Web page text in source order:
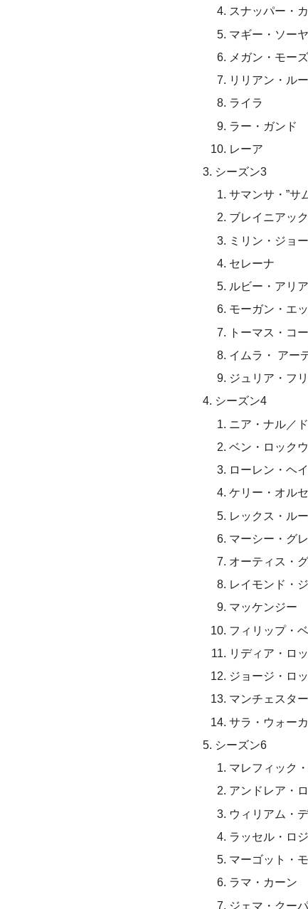
スナッパー・
マギー・ソー
メガン・モー
リリアン・ル
ライラ
ラー・ガンド
レーア
シーズン3
サマンサ・”サ
ブレイニアッ
ミリン・ジョ
セレーナ
ルビー・アリ
モーガン・エ
トーマス・コ
イムラ・ アー
ジュリア・フ
シーズン4
ニア・ナル／
ベン・ロック
ローレン・ヘ
ケリー・オル
レックス・ル
マーシー・グ
オーティス・
レイモンド・
マッケンジー
フィリップ・
リディア・ロ
ジョージ・ロ
マンチェスタ
サラ・ウォー
シーズン6
マレフィック
アンドレア・
ウィリアム・
ラッセル・ロ
マーゴット・
ラマ・カーン
ジェマ・クー